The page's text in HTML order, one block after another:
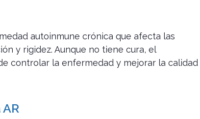
autoinmune crónica que afecta las
y rigidez. Aunque no tiene cura, el
controlar la enfermedad y mejorar la calidad